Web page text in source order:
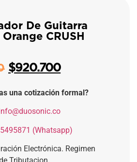
De Guitarra
CRUSH
$920.700
una cotización formal?
(Whatsapp)
Electrónica. Regimen